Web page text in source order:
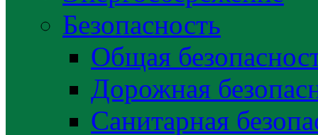
Безопасность
Общая
Дорожная
Санитарная